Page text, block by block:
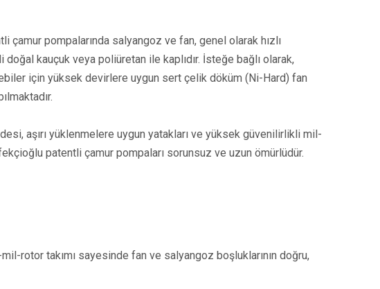
çamur pompalarında salyangoz ve fan, genel olarak hızlı
doğal kauçuk veya poliüretan ile kaplıdır. İsteğe bağlı olarak,
için yüksek devirlere uygun sert çelik döküm (Ni-Hard) fan
aşırı yüklenmelere uygun yatakları ve yüksek güvenilirlikli mil-
patentli çamur pompaları sorunsuz ve uzun ömürlüdür.
rotor takımı sayesinde fan ve salyangoz boşluklarının doğru,